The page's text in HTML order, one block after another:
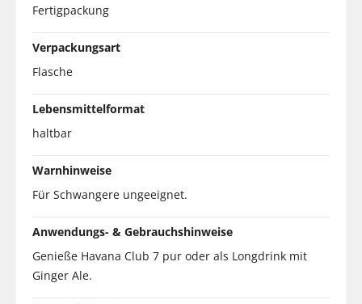
Fertigpackung
Verpackungsart
Flasche
Lebensmittelformat
haltbar
Warnhinweise
Für Schwangere ungeeignet.
Anwendungs- & Gebrauchshinweise
Genieße Havana Club 7 pur oder als Longdrink mit
Ginger Ale.